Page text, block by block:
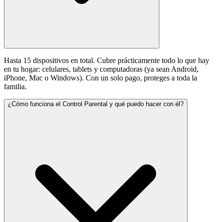
Hasta 15 dispositivos en total. Cubre prácticamente todo lo que hay
en tu hogar: celulares, tablets y computadoras (ya sean Android,
iPhone, Mac o Windows). Con un solo pago, proteges a toda la
familia.
¿Cómo funciona el Control Parental y qué puedo hacer con él?